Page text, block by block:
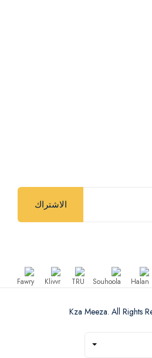
الاشتراك